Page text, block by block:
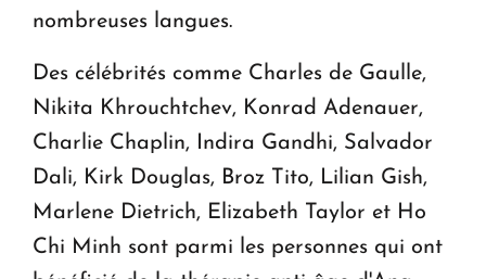
nombreuses langues.
Des célébrités comme Charles de Gaulle,
Nikita Khrouchtchev, Konrad Adenauer,
Charlie Chaplin, Indira Gandhi, Salvador
Dali, Kirk Douglas, Broz Tito, Lilian Gish,
Marlene Dietrich, Elizabeth Taylor et Ho
Chi Minh sont parmi les personnes qui ont